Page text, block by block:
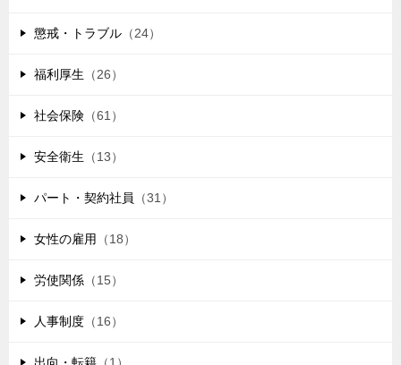
懲戒・トラブル （24）
福利厚生 （26）
社会保険 （61）
安全衛生 （13）
パート・契約社員 （31）
女性の雇用 （18）
労使関係 （15）
人事制度 （16）